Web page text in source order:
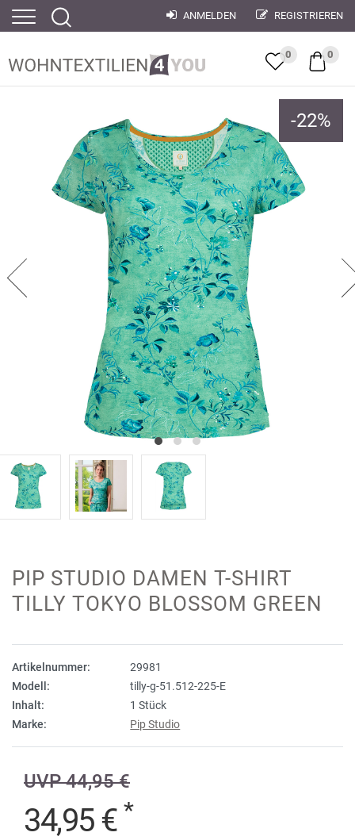
ANMELDEN REGISTRIEREN
0 0
-22%
PIP STUDIO DAMEN T-SHIRT
TILLY TOKYO BLOSSOM GREEN
Artikelnummer:
29981
Modell:
tilly-g-51.512-225-E
Inhalt:
1 Stück
Marke:
Pip Studio
UVP 44,95 €
34,95 € *